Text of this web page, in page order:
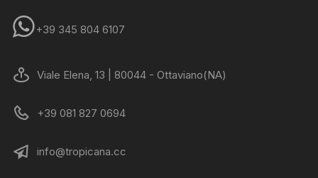
+39 345 804 6107
Viale Elena, 13 | 80044 - Ottaviano(NA)
+39 081 827 0694
info@tropicana.cc